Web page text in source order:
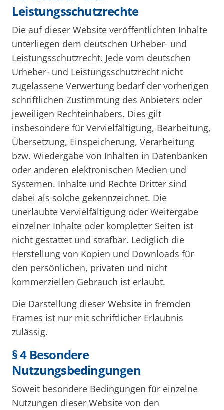
Leistungsschutzrechte
Die auf dieser Website veröffentlichten Inhalte
unterliegen dem deutschen Urheber- und
Leistungsschutzrecht. Jede vom deutschen
Urheber- und Leistungsschutzrecht nicht
zugelassene Verwertung bedarf der vorherigen
schriftlichen Zustimmung des Anbieters oder
jeweiligen Rechteinhabers. Dies gilt
insbesondere für Vervielfältigung, Bearbeitung,
Übersetzung, Einspeicherung, Verarbeitung
bzw. Wiedergabe von Inhalten in Datenbanken
oder anderen elektronischen Medien und
Systemen. Inhalte und Rechte Dritter sind
dabei als solche gekennzeichnet. Die
unerlaubte Vervielfältigung oder Weitergabe
einzelner Inhalte oder kompletter Seiten ist
nicht gestattet und strafbar. Lediglich die
Herstellung von Kopien und Downloads für
den persönlichen, privaten und nicht
kommerziellen Gebrauch ist erlaubt.
Die Darstellung dieser Website in fremden
Frames ist nur mit schriftlicher Erlaubnis
zulässig.
§ 4 Besondere
Nutzungsbedingungen
Soweit besondere Bedingungen für einzelne
Nutzungen dieser Website von den